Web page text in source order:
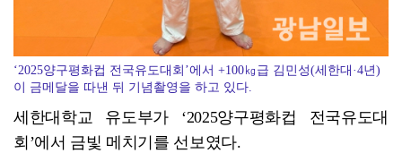
‘2025양구평화컵 전국유도대회’에서 +100㎏급 김민성(세한대·4년)
이 금메달을 따낸 뒤 기념촬영을 하고 있다.
세한대학교 유도부가 ‘2025양구평화컵 전국유도대
회’에서 금빛 메치기를 선보였다.